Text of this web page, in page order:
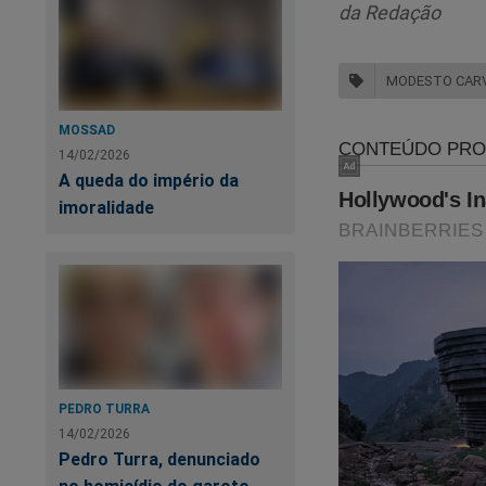
MOSSAD
14/02/2026
A queda do império da
imoralidade
PEDRO TURRA
14/02/2026
Pedro Turra, denunciado
quando, ao
não pode
absoluta
nosso
da Redação
MODESTO